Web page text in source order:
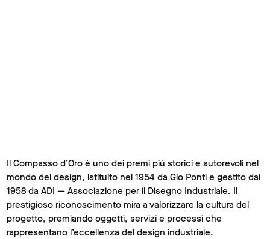
Il Compasso d’Oro è uno dei premi più storici e autorevoli nel
mondo del design, istituito nel 1954 da Gio Ponti e gestito dal
1958 da ADI — Associazione per il Disegno Industriale. Il
prestigioso riconoscimento mira a valorizzare la cultura del
progetto, premiando oggetti, servizi e processi che
rappresentano l’eccellenza del design industriale.